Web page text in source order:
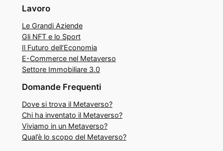
Lavoro
Le Grandi Aziende
Gli NFT e lo Sport
Il Futuro dell’Economia
E-Commerce nel Metaverso
Settore Immobiliare 3.0
Domande Frequenti
Dove si trova il Metaverso?
Chi ha inventato il Metaverso?
Viviamo in un Metaverso?
Qual’è lo scopo del Metaverso?